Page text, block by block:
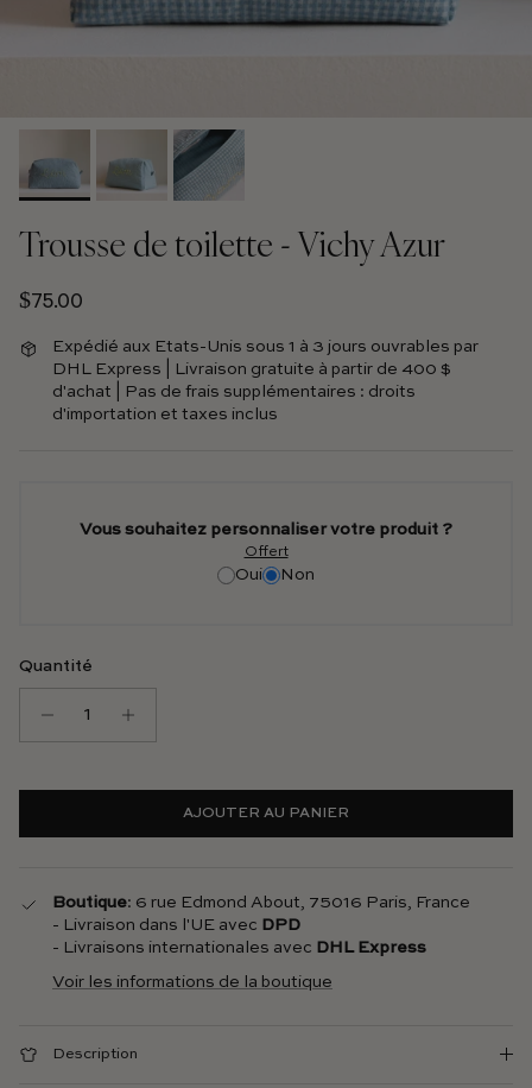
Trousse de toilette - Vichy Azur
Prix normal
$75.00
Expédié aux Etats-Unis sous 1 à 3 jours ouvrables par
DHL Express | Livraison gratuite à partir de 400 $
d'achat | Pas de frais supplémentaires : droits
d'importation et taxes inclus
Vous souhaitez personnaliser votre produit ?
Offert
Oui Non
Quantité
AJOUTER AU PANIER
Boutique: 6 rue Edmond About, 75016 Paris, France
- Livraison dans l'UE avec DPD
- Livraisons internationales avec DHL Express
Voir les informations de la boutique
Description